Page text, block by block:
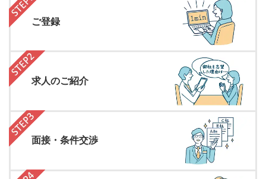
ご登録
求人のご紹介
面接・条件交渉